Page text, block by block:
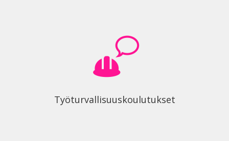
Työturvallisuuskoulutukset